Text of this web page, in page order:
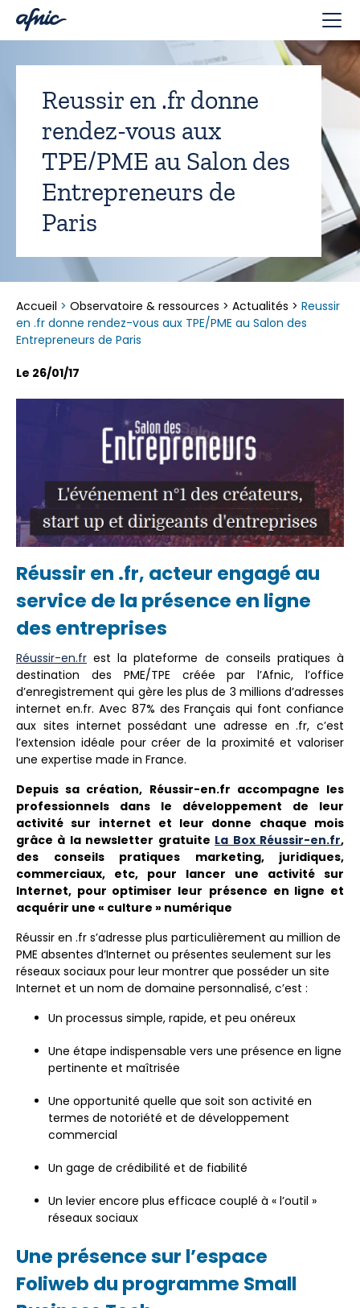
Reussir en .fr donne
rendez-vous aux
TPE/PME au Salon des
Entrepreneurs de
Paris
Accueil > Observatoire & ressources > Actualités > Reussir
en .fr donne rendez-vous aux TPE/PME au Salon des
Entrepreneurs de Paris
Le 26/01/17
Réussir en .fr, acteur engagé au
service de la présence en ligne
des entreprises
Réussir-en.fr est la plateforme de conseils pratiques à
destination des PME/TPE créée par l’Afnic, l’office
d’enregistrement qui gère les plus de 3 millions d’adresses
internet en.fr. Avec 87% des Français qui font confiance
aux sites internet possédant une adresse en .fr, c’est
l’extension idéale pour créer de la proximité et valoriser
une expertise made in France.
Depuis sa création, Réussir-en.fr accompagne les
professionnels dans le développement de leur
activité sur internet et leur donne chaque mois
grâce à la newsletter gratuite La Box Réussir-en.fr,
des conseils pratiques marketing, juridiques,
commerciaux, etc, pour lancer une activité sur
Internet, pour optimiser leur présence en ligne et
acquérir une « culture » numérique
Réussir en .fr s’adresse plus particulièrement au million de
PME absentes d’Internet ou présentes seulement sur les
réseaux sociaux pour leur montrer que posséder un site
Internet et un nom de domaine personnalisé, c’est :
Un processus simple, rapide, et peu onéreux
Une étape indispensable vers une présence en ligne
pertinente et maîtrisée
Une opportunité quelle que soit son activité en
termes de notoriété et de développement
commercial
Un gage de crédibilité et de fiabilité
Un levier encore plus efficace couplé à « l’outil »
réseaux sociaux
Une présence sur l’espace
Foliweb du programme Small
Panneau de gestion des cookies